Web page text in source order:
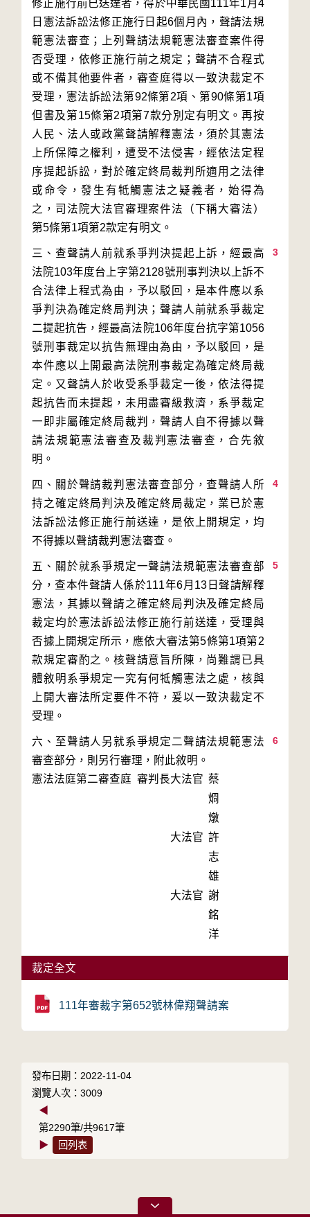
修正施行前已送達者，得於中華民國111年1月4
日憲法訴訟法修正施行日起6個月內，聲請法規
範憲法審查；上列聲請法規範憲法審查案件得
否受理，依修正施行前之規定；聲請不合程式
或不備其他要件者，審查庭得以一致決裁定不
受理，憲法訴訟法第92條第2項、第90條第1項
但書及第15條第2項第7款分別定有明文。再按
人民、法人或政黨聲請解釋憲法，須於其憲法
上所保障之權利，遭受不法侵害，經依法定程
序提起訴訟，對於確定終局裁判所適用之法律
或命令，發生有牴觸憲法之疑義者，始得為
之，司法院大法官審理案件法（下稱大審法）
3
三、查聲請人前就系爭判決提起上訴，經最高
法院103年度台上字第2128號刑事判決以上訴不
合法律上程式為由，予以駁回，是本件應以系
爭判決為確定終局判決；聲請人前就系爭裁定
二提起抗告，經最高法院106年度台抗字第1056
號刑事裁定以抗告無理由為由，予以駁回，是
本件應以上開最高法院刑事裁定為確定終局裁
定。又聲請人於收受系爭裁定一後，依法得提
起抗告而未提起，未用盡審級救濟，系爭裁定
一即非屬確定終局裁判，聲請人自不得據以聲
請法規範憲法審查及裁判憲法審查，合先敘
4
四、關於聲請裁判憲法審查部分，查聲請人所
持之確定終局判決及確定終局裁定，業已於憲
法訴訟法修正施行前送達，是依上開規定，均
5
五、關於就系爭規定一聲請法規範憲法審查部
分，查本件聲請人係於111年6月13日聲請解釋
憲法，其據以聲請之確定終局判決及確定終局
裁定均於憲法訴訟法修正施行前送達，受理與
否據上開規定所示，應依大審法第5條第1項第2
款規定審酌之。核聲請意旨所陳，尚難謂已具
體敘明系爭規定一究有何牴觸憲法之處，核與
上開大審法所定要件不符，爰以一致決裁定不
6
六、至聲請人另就系爭規定二聲請法規範憲法
審查部分，則另行審理，附此敘明。
憲法法庭第二審查庭 審判長大法官 蔡
烱
燉
大法官 許
志
雄
大法官 謝
銘
洋
裁定全文
111年審裁字第652號林偉翔聲請案
發布日期：2022-11-04
瀏覽人次：3009
◀
第2290筆/共9617筆
▶
回列表